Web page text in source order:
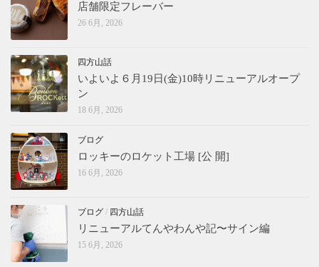
店舗限定フレーバー
26 6月, 2026
四方山話
いよいよ６月19日(金)10時リニューアルオープ
ン
18 6月, 2026
ブログ
ロッキーのロケット工場 [公 開]
16 6月, 2026
ブログ / 四方山話
リニューアルてんやわんや記〜サイン編
15 6月, 2026